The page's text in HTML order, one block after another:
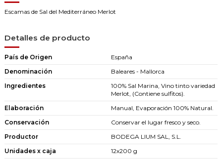
Escamas de Sal del Mediterráneo Merlot
Detalles de producto
País de Origen
España
Denominación
Baleares - Mallorca
Ingredientes
100% Sal Marina, Vino tinto variedad
Merlot, (Contiene sulfitos).
Elaboración
Manual, Evaporación 100% Natural.
Conservación
Conservar el lugar fresco y seco.
Productor
BODEGA LIUM SAL, S.L.
Unidades x caja
12x200 g